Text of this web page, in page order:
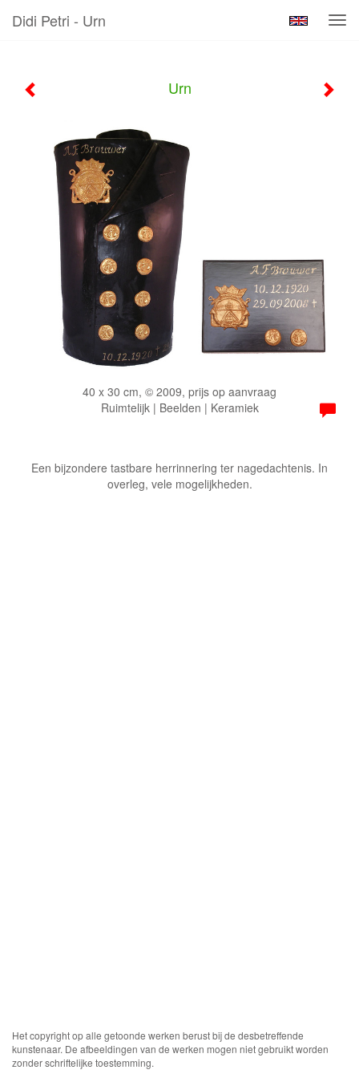
Didi Petri - Urn
Urn
40 x 30 cm, © 2009, prijs op aanvraag
Ruimtelijk | Beelden | Keramiek
Een bijzondere tastbare herrinnering ter nagedachtenis. In
overleg, vele mogelijkheden.
Het copyright op alle getoonde werken berust bij de desbetreffende
kunstenaar. De afbeeldingen van de werken mogen niet gebruikt worden
zonder schriftelijke toestemming.